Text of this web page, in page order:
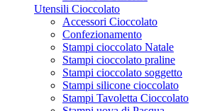
Utensili Cioccolato
Accessori Cioccolato
Confezionamento
Stampi cioccolato Natale
Stampi cioccolato praline
Stampi cioccolato soggetto
Stampi silicone cioccolato
Stampi Tavoletta Cioccolato